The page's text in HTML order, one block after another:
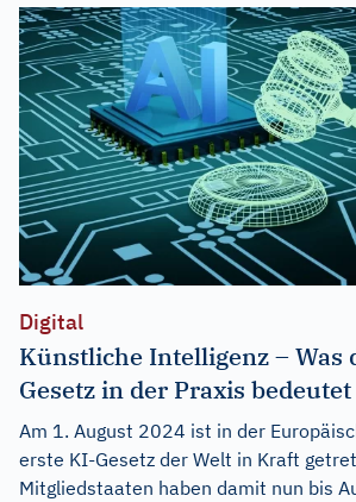
Digital
Künstliche Intelligenz – Was
Gesetz in der Praxis bedeutet
Am 1. August 2024 ist in der
erste KI-Gesetz der Welt in Kraft
Mitgliedstaaten haben damit nun bis